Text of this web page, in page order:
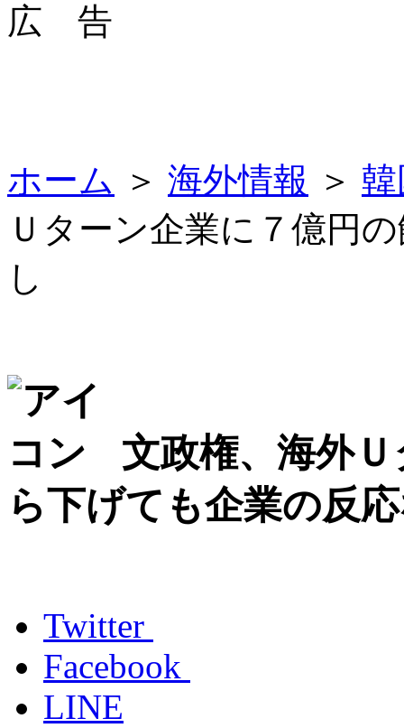
広 告
ホーム ＞ 海外情報 ＞
Ｕターン企業に７億円
し
文政権、海外
ら下げても企業の反
Twitter
Facebook
LINE